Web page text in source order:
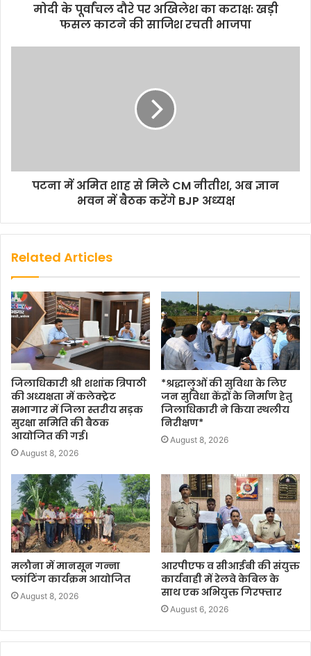
मोदी के पूर्वांचल दौरे पर अखिलेश का कटाक्षः खड़ी
फसल काटने की साजिश रचती भाजपा
पटना में अमित शाह से मिले CM नीतीश, अब ज्ञान
भवन में बैठक करेंगे BJP अध्‍यक्ष
Related Articles
जिलाधिकारी श्री शशांक त्रिपाठी
की अध्यक्षता में कलेक्ट्रेट
सभागार में जिला स्तरीय सड़क
सुरक्षा समिति की बैठक
आयोजित की गई।
August 8, 2026
*श्रद्धालुओं की सुविधा के लिए
जन सुविधा केंद्रों के निर्माण हेतु
जिलाधिकारी ने किया स्थलीय
निरीक्षण*
August 8, 2026
मलौना में मानसून गन्ना
प्लांटिंग कार्यक्रम आयोजित
August 8, 2026
आरपीएफ व सीआईबी की संयुक्त
कार्यवाही में रेलवे केबिल के
साथ एक अभियुक्त गिरफ्तार
August 6, 2026